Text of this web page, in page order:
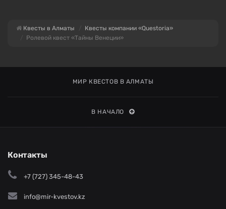
Квесты в Алматы
Квесты компании «Questoria»
Ролевой квест «Тайны Венеции»
МИР КВЕСТОВ В АЛМАТЫ
В НАЧАЛО
Контакты
+7 (727) 345-48-43
info@mir-kvestov.kz